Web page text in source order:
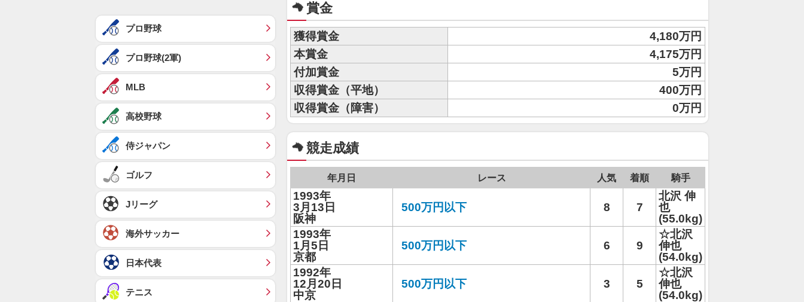
賞金
獲得賞金
4,180万円
本賞金
4,175万円
付加賞金
5万円
収得賞金（平地）
400万円
収得賞金（障害）
0万円
競走成績
年月日 レース 人気 着順 騎手
1993年
3月13日
阪神
500万円以下 8 7
北沢 伸
也
(55.0kg)
1993年
1月5日
京都
500万円以下 6 9
☆北沢
伸也
(54.0kg)
1992年
12月20日
中京
500万円以下 3 5
☆北沢
伸也
(54.0kg)
プロ野球
プロ野球(2軍)
MLB
高校野球
侍ジャパン
ゴルフ
Jリーグ
海外サッカー
日本代表
テニス